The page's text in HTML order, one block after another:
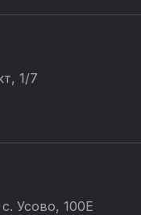
1/7
Усово, 100Е